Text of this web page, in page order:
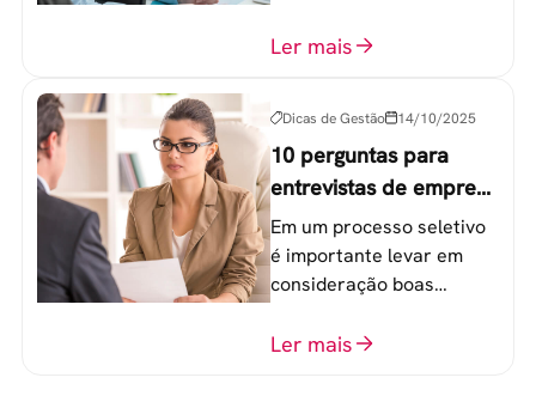
o atingimento das metas
Ler mais
Dicas de Gestão 14/10/2025
10 perguntas para
entrevistas de emprego
que recrutadores não
devem fazer
Em um processo seletivo
é importante levar em
consideração boas
o perfil do profissional e
Ler mais